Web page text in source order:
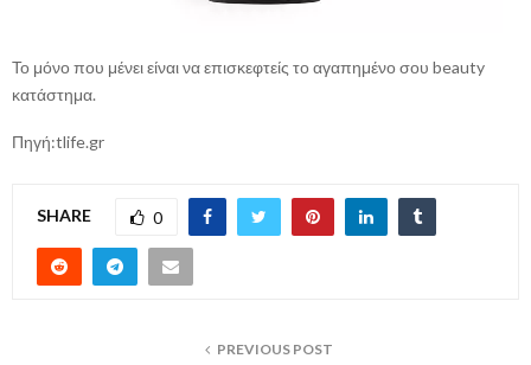
Το μόνο που μένει είναι να επισκεφτείς το αγαπημένο σου beauty
κατάστημα.
Πηγή:tlife.gr
SHARE 0
PREVIOUS POST